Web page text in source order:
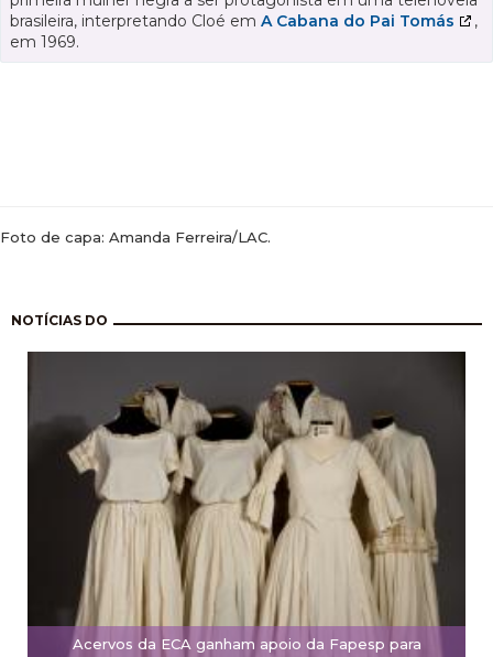
brasileira, interpretando Cloé em A Cabana do Pai Tomás
,
em 1969.
Foto de capa: Amanda Ferreira/LAC.
NOTÍCIAS DO
Acervos da ECA ganham apoio da Fapesp para
Paginação